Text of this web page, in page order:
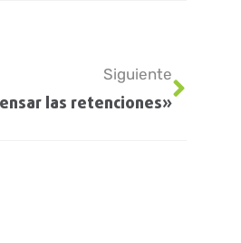
Siguiente
las retenciones»